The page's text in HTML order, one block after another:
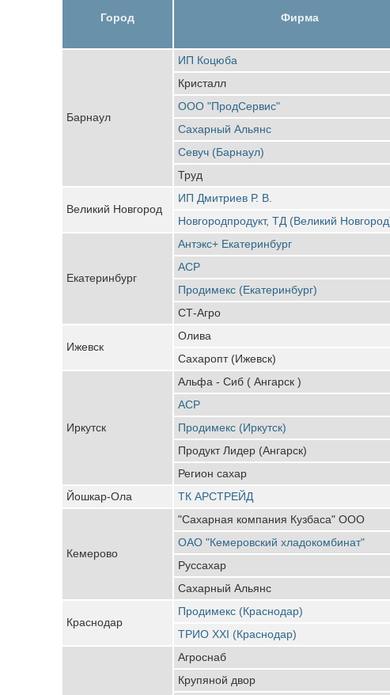
Город Фирма
Барнаул
ИП Коцюба
Кристалл
ООО "ПродСервис"
Сахарный Альянс
Севуч (Барнаул)
Труд
Великий Новгород
ИП Дмитриев Р. В.
Новгородпродукт, ТД (Великий
Екатеринбург
Антэкс+ Екатеринбург
АСР
Продимекс (Екатеринбург)
СТ-Агро
Ижевск
Олива
Сахаропт (Ижевск)
Иркутск
Альфа - Сиб ( Ангарск )
АСР
Продимекс (Иркутск)
Продукт Лидер (Ангарск)
Регион сахар
Йошкар-Ола
ТК АРСТРЕЙД
Кемерово
"Сахарная компания Кузбаса" ООО
ОАО "Кемеровский хладокомбинат"
Руссахар
Сахарный Альянс
Краснодар
Продимекс (Краснодар)
ТРИО XXI (Краснодар)
Агроснаб
Крупяной двор